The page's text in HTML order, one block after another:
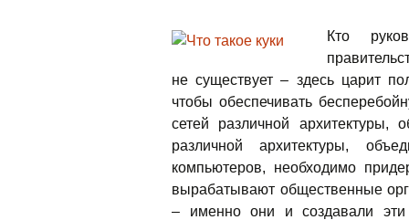
Кто
не существует – здесь царит
чтобы обеспечивать
сетей различной архитектуры,
различной архитектуры,
компьютеров, необходимо
вырабатывают общественные
– именно они и создавали эти